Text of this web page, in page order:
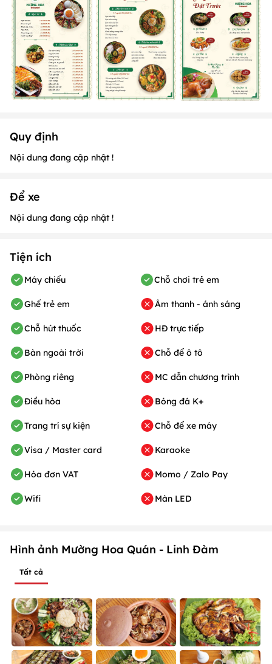
Quy định
Nội dung đang cập nhật !
Để xe
Nội dung đang cập nhật !
Tiện ích
Máy chiếu
Ghế trẻ em
Chỗ hút thuốc
Bàn ngoài trời
Phòng riêng
Điều hòa
Trang trí sự kiện
Visa / Master card
Hóa đơn VAT
Wifi
Chỗ chơi trẻ em
Âm thanh - ánh sáng
HĐ trực tiếp
Chỗ để ô tô
MC dẫn chương trình
Bóng đá K+
Chỗ để xe máy
Karaoke
Momo / Zalo Pay
Màn LED
Hình ảnh Mường Hoa Quán - Linh Đàm
Tất cả